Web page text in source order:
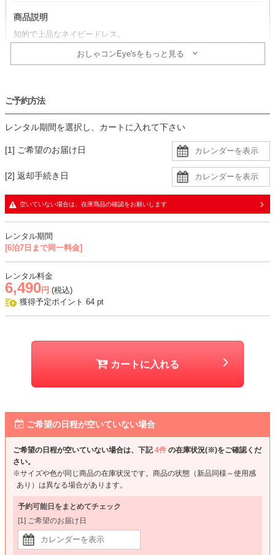
商品説明
知的で上品なネイビードレス。
シンプルなドレスラインに、ウエストのビジューが華やかさを引き立
おしゃコンEye'sをもっと見る
小物はアイボリーを合わせると、柔らかく女性らしい装いに。
仕上がります。
・ドレスはシフォン生地に同色裏地の二枚重ね
おすすめシーン
ど
ご予約方法
レンタル期間を選択し、カートに入れて下さい
[1] ご希望のお届け日
[2] 返却手続き日
空いていない場合は、在庫商品の確認をお願いします
レンタル期間
[6泊7日まで同一料金]
レンタル料金
6,490 円 (税込)
獲得予定ポイント 64 pt
カートに入れる
ご希望の日程が空いていない場合
ご希望の日程が空いていない場合は、下記4件 の在庫状況(※)をご確認くだ
さい。
※サイズや色が同じ商品の在庫状況です。商品の状態（新品同様～使用感
あり）は異なる場合があります。
予約可能日をまとめてチェック
[1] ご希望のお届け日